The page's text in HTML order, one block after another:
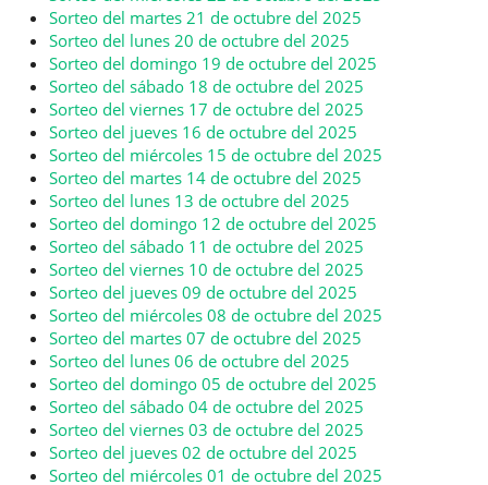
Sorteo del martes 21 de octubre del 2025
Sorteo del lunes 20 de octubre del 2025
Sorteo del domingo 19 de octubre del 2025
Sorteo del sábado 18 de octubre del 2025
Sorteo del viernes 17 de octubre del 2025
Sorteo del jueves 16 de octubre del 2025
Sorteo del miércoles 15 de octubre del 2025
Sorteo del martes 14 de octubre del 2025
Sorteo del lunes 13 de octubre del 2025
Sorteo del domingo 12 de octubre del 2025
Sorteo del sábado 11 de octubre del 2025
Sorteo del viernes 10 de octubre del 2025
Sorteo del jueves 09 de octubre del 2025
Sorteo del miércoles 08 de octubre del 2025
Sorteo del martes 07 de octubre del 2025
Sorteo del lunes 06 de octubre del 2025
Sorteo del domingo 05 de octubre del 2025
Sorteo del sábado 04 de octubre del 2025
Sorteo del viernes 03 de octubre del 2025
Sorteo del jueves 02 de octubre del 2025
Sorteo del miércoles 01 de octubre del 2025